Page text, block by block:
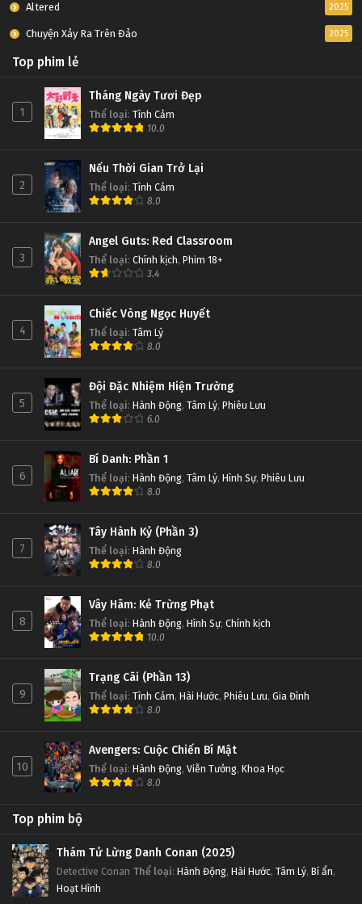
Altered 2025
Chuyện Xảy Ra Trên Đảo 2025
Top phim lẻ
1
Tháng Ngày Tươi Đẹp
Thể loại: Tình Cảm
10.0
2
Nếu Thời Gian Trở Lại
Thể loại: Tình Cảm
8.0
3
Angel Guts: Red Classroom
Thể loại: Chính kịch, Phim 18+
3.4
4
Chiếc Vòng Ngọc Huyết
Thể loại: Tâm Lý
8.0
5
Đội Đặc Nhiệm Hiện Trường
Thể loại: Hành Động, Tâm Lý, Phiêu Lưu
6.0
6
Bí Danh: Phần 1
Thể loại: Hành Động, Tâm Lý, Hình Sự, Phiêu Lưu
8.0
7
Tây Hành Kỷ (Phần 3)
Thể loại: Hành Động
8.0
8
Vây Hãm: Kẻ Trừng Phạt
Thể loại: Hành Động, Hình Sự, Chính kịch
10.0
9
Trạng Cãi (Phần 13)
Thể loại: Tình Cảm, Hài Hước, Phiêu Lưu, Gia Đình
8.0
10
Avengers: Cuộc Chiến Bí Mật
Thể loại: Hành Động, Viễn Tưởng, Khoa Học
8.0
Top phim bộ
Thám Tử Lừng Danh Conan (2025)
Detective Conan Thể loại: Hành Động, Hài Hước, Tâm Lý, Bí ẩn,
Hoạt Hình